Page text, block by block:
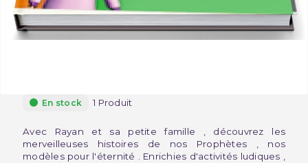
En stock 1 Produit
Avec Rayan et sa petite famille , découvrez les
merveilleuses histoires de nos Prophètes , nos
modèles pour l'éternité . Enrichies d'activités ludiques ,